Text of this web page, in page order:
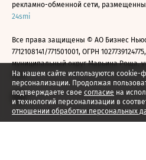
На нашем сайте используются cookie-
персонализации. Продолжая
подтверждаете свое согласие на
и технологий персонализации в
отношении обработки персональных
рекламно-обменной сети,
24smi
Все права защищены © АО Бизнес
7712108141/771501001, ОГРН
муниципальный округ Марьина Роща,
2026